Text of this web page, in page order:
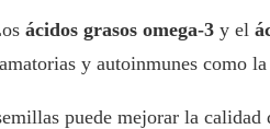
ácidos grasos omega-3 y el
y autoinmunes como la
puede mejorar la